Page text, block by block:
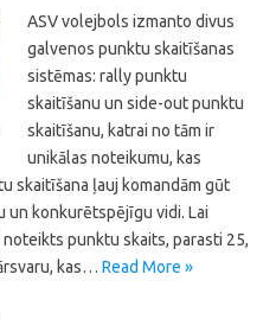
ASV volejbols izmanto divus
galvenos punktu skaitīšanas
sistēmas: rally punktu
skaitīšanu un side-out punktu
skaitīšanu, katrai no tām ir
unikālas noteikumu, kas
skaitīšana ļauj komandām gūt
un konkurētspējīgu vidi. Lai
punktu skaits, parasti 25,
kas… Read More »